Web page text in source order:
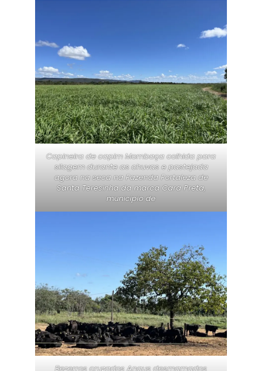
Capineira de capim Mombaça colhida para
silagem durante as chuvas e pastejada
agora na seca na Fazenda Fortaleza de
Santa Teresinha da marca Cara Preta,
municipio de
Bezerros cruzados Angus desmamados